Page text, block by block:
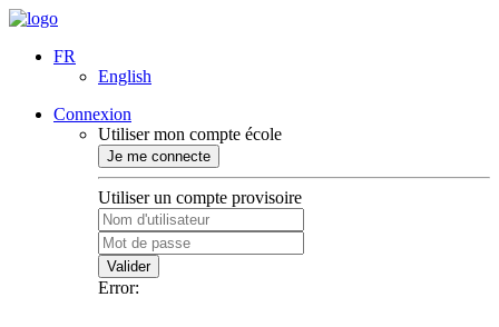
FR
English
Connexion
Utiliser mon compte école
Je me connecte
Utiliser un compte provisoire
Valider
Error: